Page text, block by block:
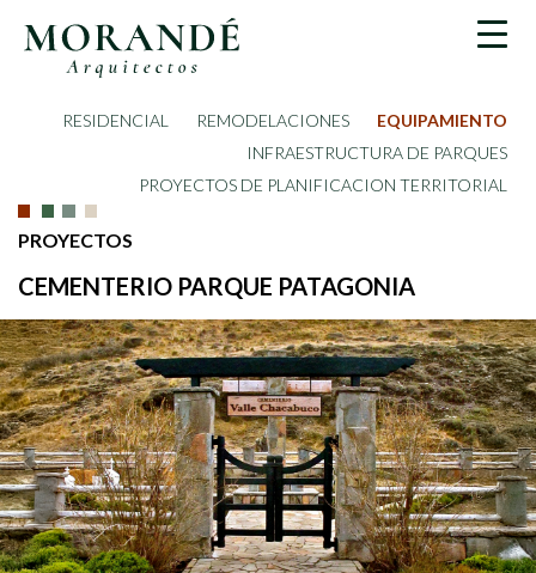
RESIDENCIAL REMODELACIONES
EQUIPAMIENTO
INFRAESTRUCTURA DE PARQUES
PROYECTOS DE PLANIFICACION TERRITORIAL
PROYECTOS
CEMENTERIO PARQUE PATAGONIA